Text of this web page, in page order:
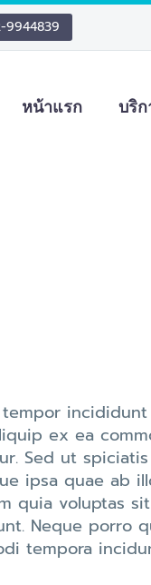
9944839
หน้าแรก บริก
ex ea
Sed ut
ipsa quae ab
quia voluptas
Neque porro
tempora